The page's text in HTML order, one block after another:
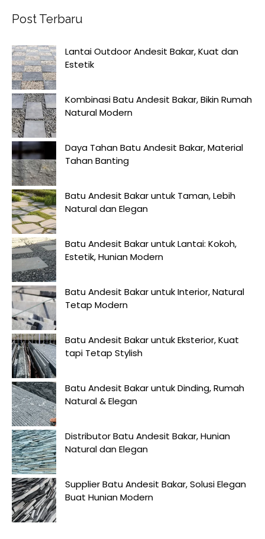
Post Terbaru
Lantai Outdoor Andesit Bakar, Kuat dan
Estetik
Kombinasi Batu Andesit Bakar, Bikin Rumah
Natural Modern
Daya Tahan Batu Andesit Bakar, Material
Tahan Banting
Batu Andesit Bakar untuk Taman, Lebih
Natural dan Elegan
Batu Andesit Bakar untuk Lantai: Kokoh,
Estetik, Hunian Modern
Batu Andesit Bakar untuk Interior, Natural
Tetap Modern
Batu Andesit Bakar untuk Eksterior, Kuat
tapi Tetap Stylish
Batu Andesit Bakar untuk Dinding, Rumah
Natural & Elegan
Distributor Batu Andesit Bakar, Hunian
Natural dan Elegan
Supplier Batu Andesit Bakar, Solusi Elegan
Buat Hunian Modern